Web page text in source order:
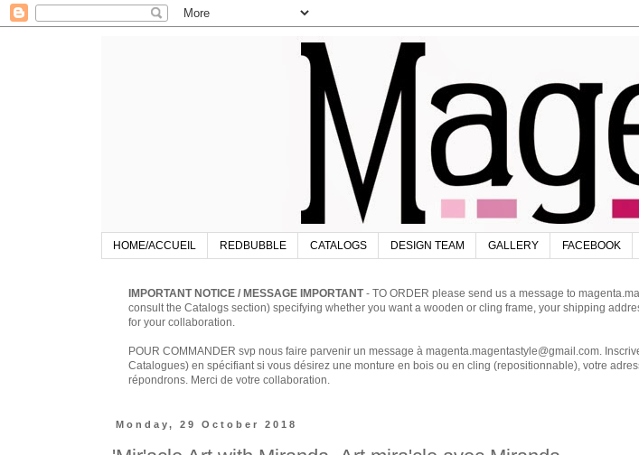
HOME/ACCUEIL REDBUBBLE CATALOGS DESIGN TEAM GALLERY FACEBOOK
IMPORTANT NOTICE / MESSAGE IMPORTANT- TO ORDER please send us a message to
consult the Catalogs section) specifying whether you want a wooden or cling frame, your shipping
for your collaboration.
POUR COMMANDER svp nous faire parvenir un message à magenta.magentastyle@gmail.com.
Catalogues) en spécifiant si vous désirez une monture en bois ou en cling (repositionnable), votre
répondrons. Merci de votre collaboration.
Monday, 29 October 2018